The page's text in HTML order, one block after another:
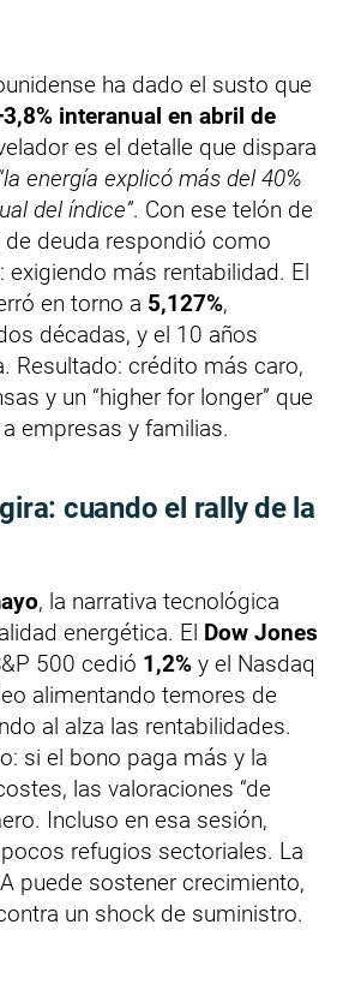
ha dado el susto que
interanual en abril de
es el detalle que dispara
energía explicó más del 40%
del índice”. Con ese telón de
deuda respondió como
exigiendo más rentabilidad. El
en torno a 5,127%,
décadas, y el 10 años
Resultado: crédito más caro,
y un “higher for longer” que
empresas y familias.
cuando el rally de la
, la narrativa tecnológica
energética. El Dow Jones
500 cedió 1,2% y el Nasdaq
alimentando temores de
al alza las rentabilidades.
si el bono paga más y la
las valoraciones “de
Incluso en esa sesión,
refugios sectoriales. La
puede sostener crecimiento,
un shock de suministro.